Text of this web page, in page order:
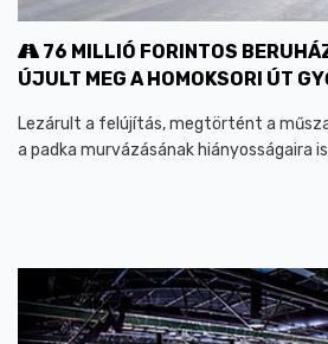
76 MILLIÓ FORINTOS
ÚJULT MEG A HOMOKSORI ÚT
Lezárult a felújítás, megtörtént a
a padka murvázásának hiányosságaira